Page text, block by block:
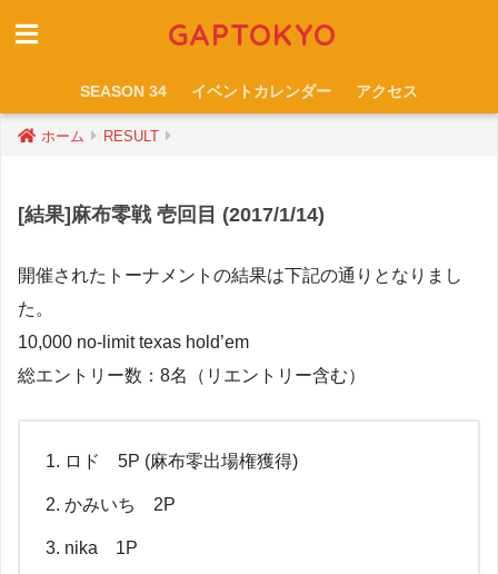
GAPTOKYO
SEASON 34 イベントカレンダー アクセス
ホーム RESULT
[結果]麻布零戦 壱回目 (2017/1/14)
開催されたトーナメントの結果は下記の通りとなりまし
た。
10,000 no-limit texas hold’em
総エントリー数：8名（リエントリー含む）
ロド 5P (麻布零出場権獲得)
かみいち 2P
nika 1P